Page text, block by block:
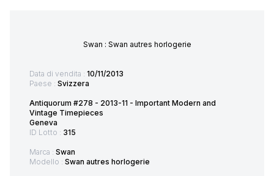
Swan : Swan autres horlogerie
Data di vendita : 10/11/2013
Paese : Svizzera
Antiquorum #278 - 2013-11 - Important Modern and
Vintage Timepieces
Geneva
ID Lotto : 315
Marca : Swan
Modello : Swan autres horlogerie